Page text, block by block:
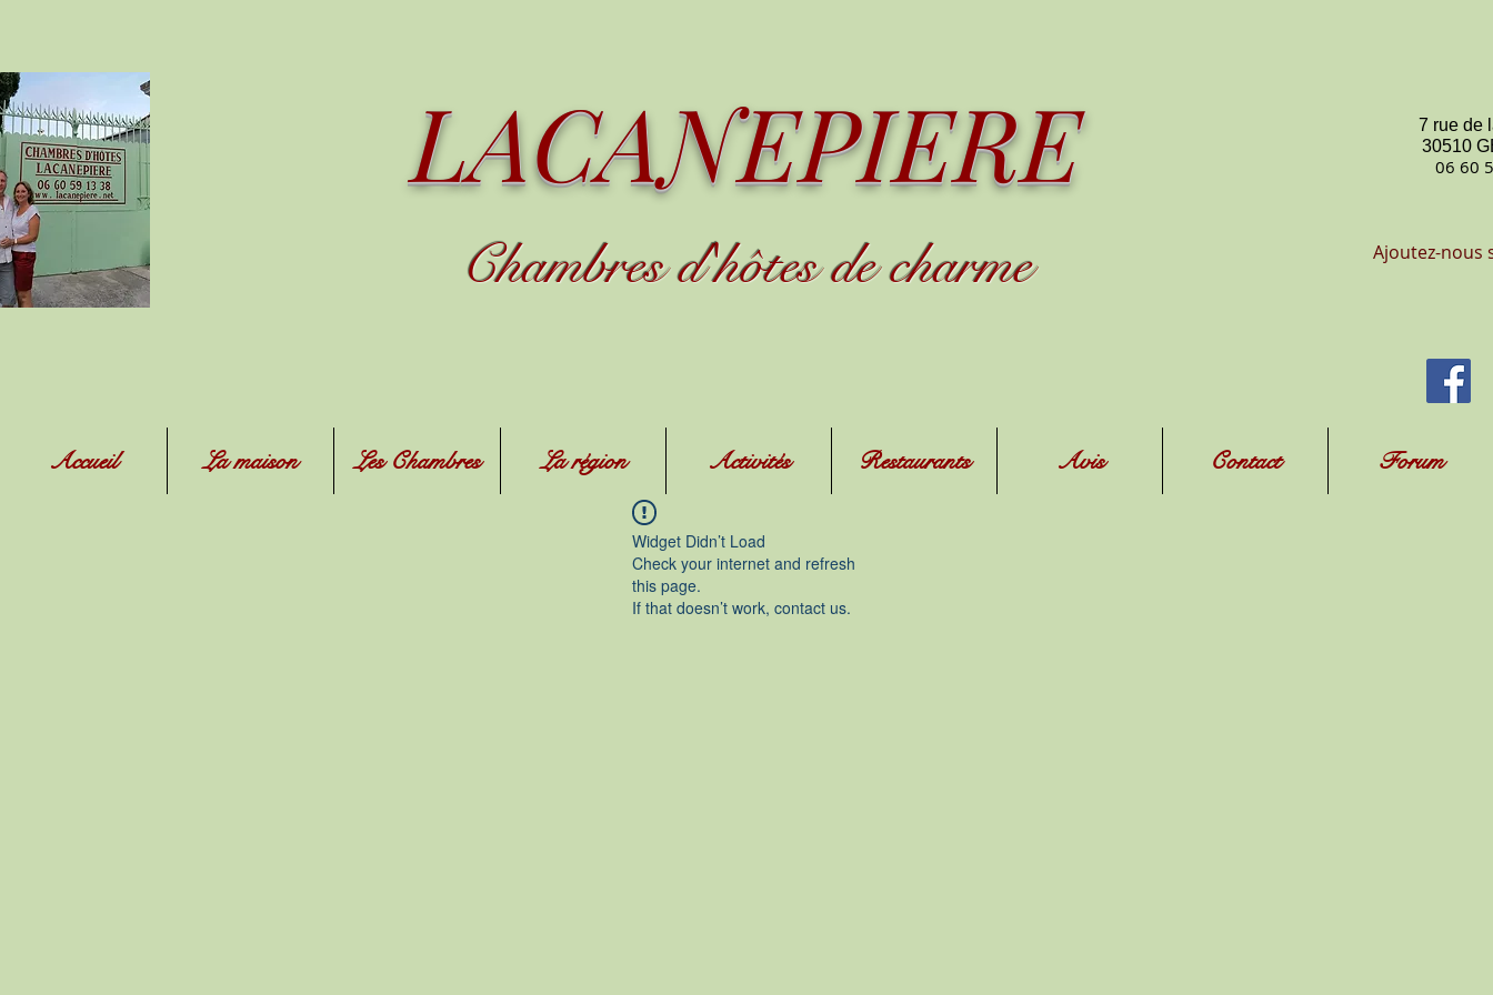
LACANEPIERE
Chambres d'hôtes de charme
7 rue de
30510
06 60
Ajoutez-nous
Accueil La maison Les Chambres La région Activités Restaurants Avis Contact Forum
Widget Didn’t Load
Check your internet and refresh
this page.
If that doesn’t work, contact us.